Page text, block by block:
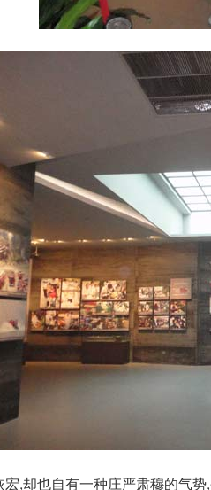
,却也自有一种庄严肃穆的气